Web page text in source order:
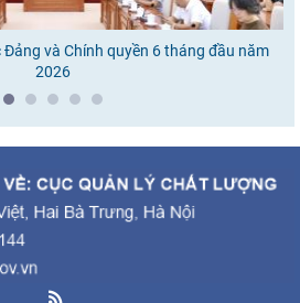
Đảng và Chính quyền 6 tháng đầu năm
2026